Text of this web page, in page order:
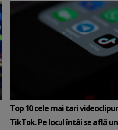
Top 10 cele mai tari
TikTok. Pe locul întâi se află